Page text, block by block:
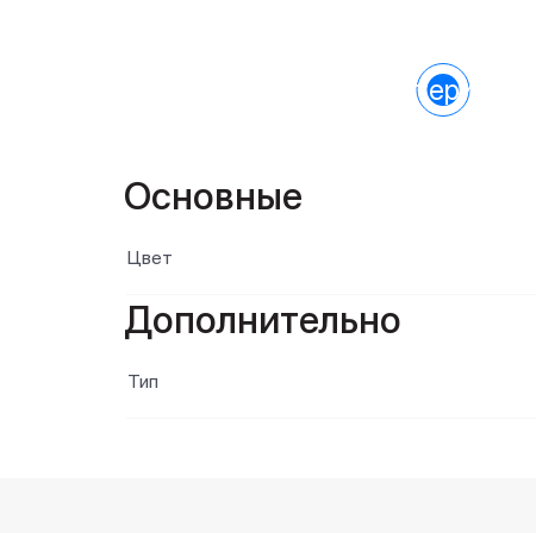
Характеристики
Основные
Цвет
Дополнительно
Тип